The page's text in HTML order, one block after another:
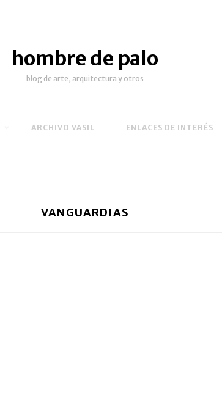
hombre de palo
blog de arte, arquitectura y otros
ARCHIVO VASIL ENLACES DE INTERÉS
VANGUARDIAS